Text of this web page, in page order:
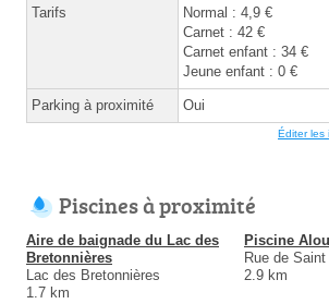
Tarifs
Normal : 4,9 €
Carnet : 42 €
Carnet enfant : 34 €
Jeune enfant : 0 €
Parking à proximité Oui
Éditer les
Piscines à proximité
Aire de baignade du Lac des
Bretonnières
Lac des Bretonnières
1.7 km
Piscine
Rue de
2.9 km